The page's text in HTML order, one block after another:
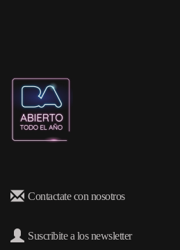
Contactate con nosotros
Suscribite a los newsletter